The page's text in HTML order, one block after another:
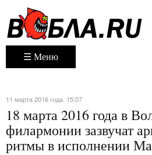
☰ Меню
11 марта 2016 года. 15:07
18 марта 2016 года в
филармонии зазвучат
ритмы в исполнении